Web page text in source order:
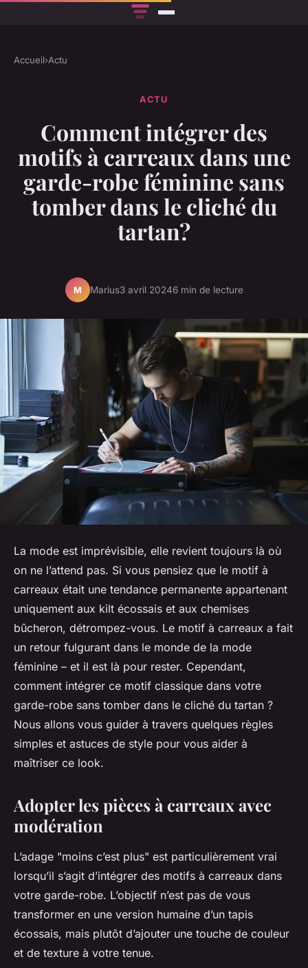
Accueil›Actu
ACTU
Comment intégrer des
motifs à carreaux dans une
garde-robe féminine sans
tomber dans le cliché du
tartan?
M Marius3 avril 20246 min de lecture
La mode est imprévisible, elle revient toujours là où
on ne l’attend pas. Si vous pensiez que le motif à
carreaux était une tendance permanente appartenant
uniquement aux kilt écossais et aux chemises
bûcheron, détrompez-vous. Le motif à carreaux a fait
un retour fulgurant dans le monde de la mode
féminine – et il est là pour rester. Cependant,
comment intégrer ce motif classique dans votre
garde-robe sans tomber dans le cliché du tartan ?
Nous allons vous guider à travers quelques règles
simples et astuces de style pour vous aider à
maîtriser ce look.
Adopter les pièces à carreaux avec
modération
L’adage "moins c’est plus" est particulièrement vrai
lorsqu’il s’agit d’intégrer des motifs à carreaux dans
votre garde-robe. L’objectif n’est pas de vous
transformer en une version humaine d’un tapis
écossais, mais plutôt d’ajouter une touche de couleur
et de texture à votre tenue.